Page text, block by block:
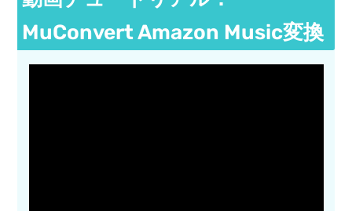
MuConvert Amazon Music変換